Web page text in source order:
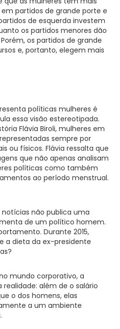
partidos de grande porte e
de esquerda investem
os partidos menores dão
os partidos de grande
e, portanto, elegem mais
políticas mulheres é
essa visão estereotipada.
Flávia Biroli, mulheres em
sempre por
ou físicos. Flávia ressalta que
que não apenas analisam
políticas como também
ao período menstrual.
não publica uma
de um político homem.
Durante 2015,
a dieta da ex-presidente
mundo corporativo, a
além de o salário
o dos homens, elas
a um ambiente